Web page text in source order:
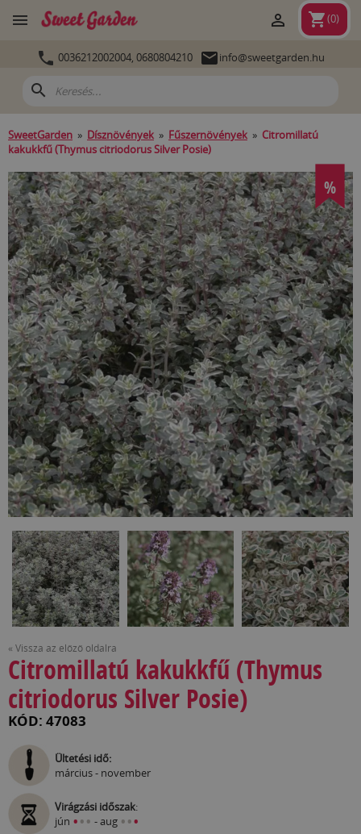
 shopping_cart(0)

 0036212002004, 0680804210 info@sweetgarden.hu
search
SweetGarden » Dísznövények » Fűszernövények » Citromillatú
kakukkfű (Thymus citriodorus Silver Posie)
%
« Vissza az előző oldalra
Citromillatú kakukkfű (Thymus
citriodorus Silver Posie)
KÓD: 47083
Ültetési idő:
március - november
Virágzási időszak:
jún ••• - aug •••